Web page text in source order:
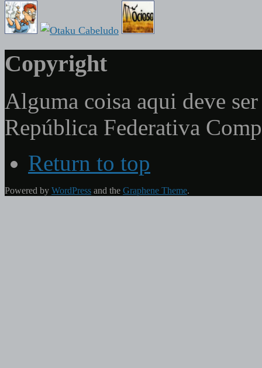
Copyright
Alguma coisa aqui deve
República Federativa
Return to top
Powered by WordPress and the Graphene Theme.